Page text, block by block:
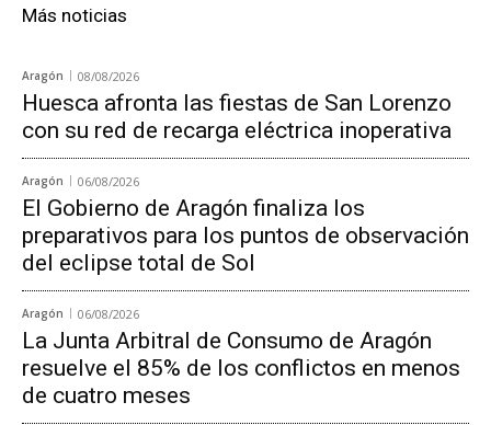
Más noticias
Aragón 08/08/2026
Huesca afronta las fiestas de San Lorenzo
con su red de recarga eléctrica inoperativa
Aragón 06/08/2026
El Gobierno de Aragón finaliza los
preparativos para los puntos de observación
del eclipse total de Sol
Aragón 06/08/2026
La Junta Arbitral de Consumo de Aragón
resuelve el 85% de los conflictos en menos
de cuatro meses